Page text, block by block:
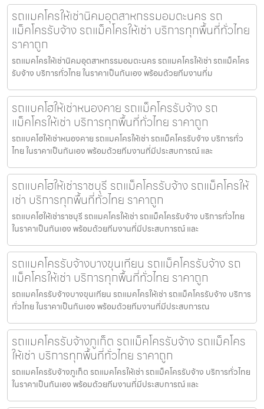
รถแมคโครให้เช่านิคมอุตสาหกรรมอมตะนคร รถ
แม็คโครรับจ้าง รถแม็คโครให้เช่า บริการทุกพื้นที่ทั่วไทย
ราคาถูก
รถแมคโครให้เช่านิคมอุตสาหกรรมอมตะนคร รถแมคโครให้เช่า รถแม็คโคร
รับจ้าง บริการทั่วไทย ในราคาเป็นกันเอง พร้อมด้วยทีมงานที่ม
รถแบคโฮให้เช่าหนองคาย รถแม็คโครรับจ้าง รถ
แม็คโครให้เช่า บริการทุกพื้นที่ทั่วไทย ราคาถูก
รถแบคโฮให้เช่าหนองคาย รถแมคโครให้เช่า รถแม็คโครรับจ้าง บริการทั่ว
ไทย ในราคาเป็นกันเอง พร้อมด้วยทีมงานที่มีประสบการณ์ และ
รถแบคโฮให้เช่าราชบุรี รถแม็คโครรับจ้าง รถแม็คโครให้
เช่า บริการทุกพื้นที่ทั่วไทย ราคาถูก
รถแบคโฮให้เช่าราชบุรี รถแมคโครให้เช่า รถแม็คโครรับจ้าง บริการทั่วไทย
ในราคาเป็นกันเอง พร้อมด้วยทีมงานที่มีประสบการณ์ และ
รถแมคโครรับจ้างบางขุนเทียน รถแม็คโครรับจ้าง รถ
แม็คโครให้เช่า บริการทุกพื้นที่ทั่วไทย ราคาถูก
รถแมคโครรับจ้างบางขุนเทียน รถแมคโครให้เช่า รถแม็คโครรับจ้าง บริการ
ทั่วไทย ในราคาเป็นกันเอง พร้อมด้วยทีมงานที่มีประสบการณ
รถแมคโครรับจ้างภูเก็ต รถแม็คโครรับจ้าง รถแม็คโคร
ให้เช่า บริการทุกพื้นที่ทั่วไทย ราคาถูก
รถแมคโครรับจ้างภูเก็ต รถแมคโครให้เช่า รถแม็คโครรับจ้าง บริการทั่วไทย
ในราคาเป็นกันเอง พร้อมด้วยทีมงานที่มีประสบการณ์ และ